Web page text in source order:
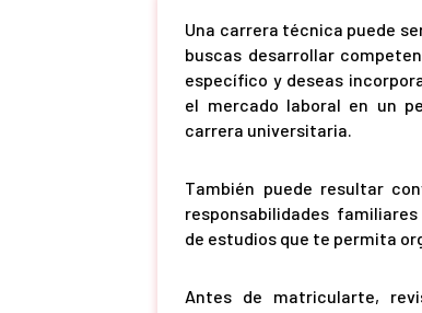
Una carrera técnica puede
buscas desarrollar
específico y deseas
el mercado laboral en un
carrera universitaria.
También puede resultar
responsabilidades
de estudios que te permita
Antes de matricularte,